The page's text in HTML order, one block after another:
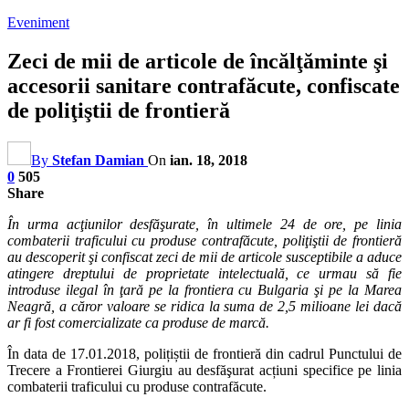
Eveniment
Zeci de mii de articole de încălţăminte şi
accesorii sanitare contrafăcute, confiscate
de poliţiştii de frontieră
By Stefan Damian On ian. 18, 2018
0 505
Share
În urma acţiunilor desfăşurate, în ultimele 24 de ore, pe linia
combaterii traficului cu produse contrafăcute, poliţiştii de frontieră
au descoperit şi confiscat zeci de mii de articole susceptibile a aduce
atingere dreptului de proprietate intelectuală, ce urmau să fie
introduse ilegal în ţară pe la frontiera cu Bulgaria şi pe la Marea
Neagră, a căror valoare se ridica la suma de 2,5 milioane lei dacă
ar fi fost comercializate ca produse de marcă.
În data de 17.01.2018, polițiștii de frontieră din cadrul Punctului de
Trecere a Frontierei Giurgiu au desfăşurat acțiuni specifice pe linia
combaterii traficului cu produse contrafăcute.